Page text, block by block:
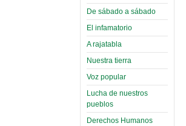
De sábado a sábado
El infamatorio
A rajatabla
Nuestra tierra
Voz popular
Lucha de nuestros
pueblos
Derechos Humanos